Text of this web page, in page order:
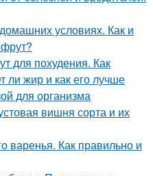
условиях. Как и
для похудения. Как
ли жир и как его лучше
для организма
вишня сорта и их
варенья. Как правильно и